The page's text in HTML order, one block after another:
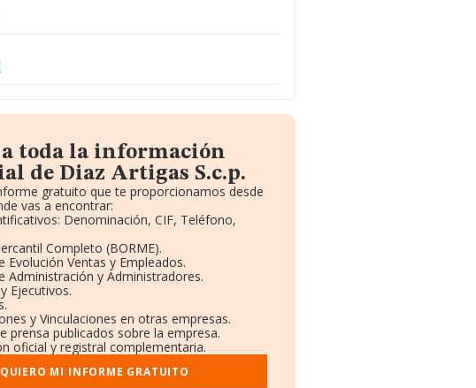
a toda la información
de Diaz Artigas S.c.p.
gratuito que te proporcionamos desde
vas a encontrar:
Denominación, CIF, Teléfono,
Completo (BORME).
Evolución Ventas y Empleados.
Administración y Administradores.
Ejecutivos.
y Vinculaciones en otras empresas.
prensa publicados sobre la empresa.
oficial y registral complementaria.
QUIERO MI INFORME GRATUITO